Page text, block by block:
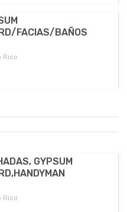
FACIAS/BAÑOS
Rico
GYPSUM
Rico